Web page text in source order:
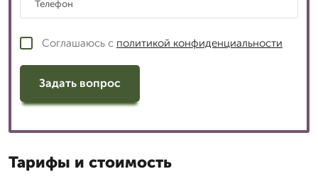
Соглашаюсь с политикой конфиденциальности
Задать вопрос
Тарифы и стоимость